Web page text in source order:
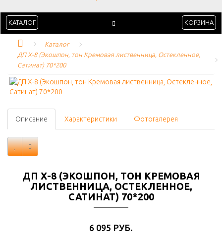
КАТАЛОГ КОРЗИНА
Каталог
ДП Х-8 (Экошпон, тон Кремовая лиственница, Остекленное,
Сатинат) 70*200
Описание Характеристики Фотогалерея
ДП Х-8 (ЭКОШПОН, ТОН КРЕМОВАЯ
ЛИСТВЕННИЦА, ОСТЕКЛЕННОЕ,
САТИНАТ) 70*200
6 095 РУБ.